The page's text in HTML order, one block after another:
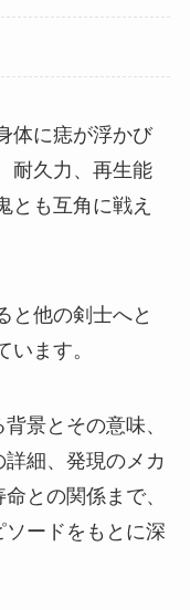
体に痣が浮かび
耐久力、再生能
とも互角に戦え
と他の剣士へと
ます。
景とその意味、
細、発現のメカ
との関係まで、
ードをもとに深